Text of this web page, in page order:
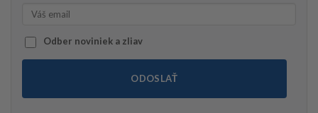
Odber noviniek a zliav
ODOSLAŤ